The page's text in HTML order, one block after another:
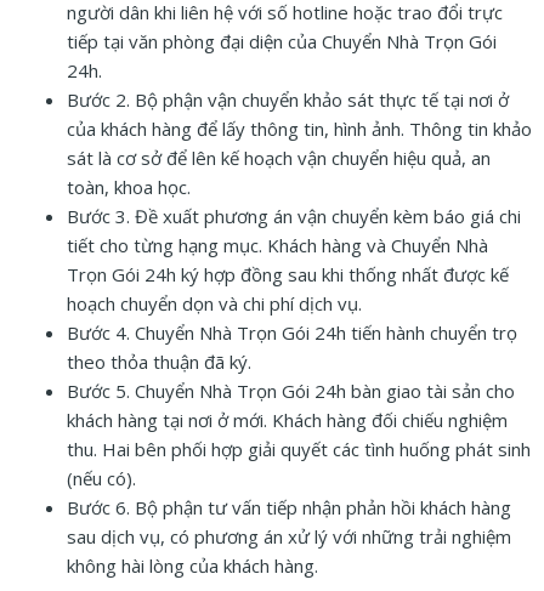
người dân khi liên hệ với số hotline hoặc trao đổi trực
tiếp tại văn phòng đại diện của Chuyển Nhà Trọn Gói
24h.
Bước 2. Bộ phận vận chuyển khảo sát thực tế tại nơi ở
của khách hàng để lấy thông tin, hình ảnh. Thông tin khảo
sát là cơ sở để lên kế hoạch vận chuyển hiệu quả, an
toàn, khoa học.
Bước 3. Đề xuất phương án vận chuyển kèm báo giá chi
tiết cho từng hạng mục. Khách hàng và Chuyển Nhà
Trọn Gói 24h ký hợp đồng sau khi thống nhất được kế
hoạch chuyển dọn và chi phí dịch vụ.
Bước 4. Chuyển Nhà Trọn Gói 24h tiến hành chuyển trọ
theo thỏa thuận đã ký.
Bước 5. Chuyển Nhà Trọn Gói 24h bàn giao tài sản cho
khách hàng tại nơi ở mới. Khách hàng đối chiếu nghiệm
thu. Hai bên phối hợp giải quyết các tình huống phát sinh
(nếu có).
Bước 6. Bộ phận tư vấn tiếp nhận phản hồi khách hàng
sau dịch vụ, có phương án xử lý với những trải nghiệm
không hài lòng của khách hàng.